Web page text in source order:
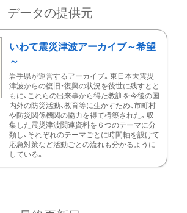
データの提供元
いわて震災津波アーカイブ～希望
～
岩手県が運営するアーカイブ。東日本大震災
津波からの復旧・復興の状況を後世に残すとと
もに、これらの出来事から得た教訓を今後の国
内外の防災活動、教育等に生かすため、市町村
や防災関係機関の協力を得て構築された。収
集した震災津波関連資料を６つのテーマに分
類し、それぞれのテーマごとに時間軸を設けて
応急対策など活動ごとの流れも分かるように
している。